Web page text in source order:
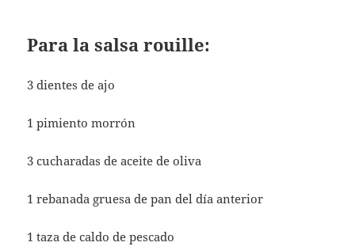
Para la salsa rouille:
3 dientes de ajo
1 pimiento morrón
3 cucharadas de aceite de oliva
1 rebanada gruesa de pan del día anterior
1 taza de caldo de pescado